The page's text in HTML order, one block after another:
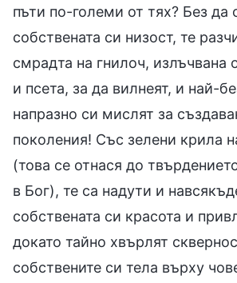
пъти по-големи от тях? Без да
собствената си низост, те
смрадта на гнилоч, излъчвана
и псета, за да вилнеят, и най-
напразно си мислят за
поколения! Със зелени крила
(това се отнася до
в Бог), те са надути и
собствената си красота и
докато тайно хвърлят
собствените си тела върху